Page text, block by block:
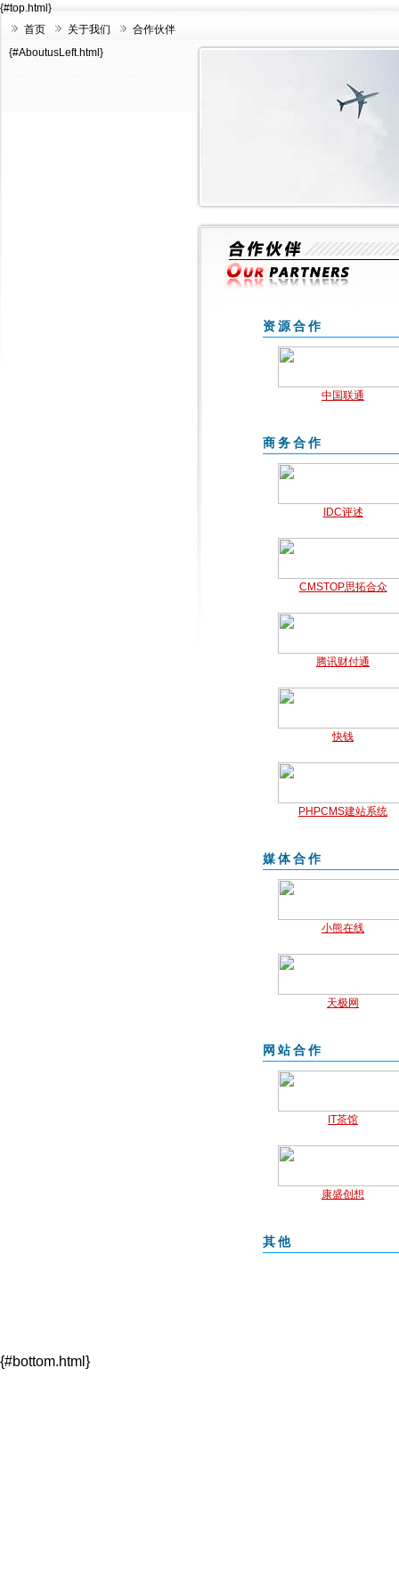
{#top.html}
首页
关于我们
合作伙伴
{#AboutusLeft.html}
资源合作
中国联通
商务合作
IDC评述
CMSTOP思拓合众
腾讯财付通
快钱
PHPCMS建站系统
媒体合作
小熊在线
天极网
网站合作
IT茶馆
康盛创想
其他
{#bottom.html}